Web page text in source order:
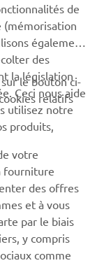
les événements
comment
de
de
(mémorisation
également
des
la législation
Ceci nous aide
utilisez notre
produits,
le bouton ci-
relatifs
votre
fourniture
des offres
et à vous
par le biais
y compris
comme